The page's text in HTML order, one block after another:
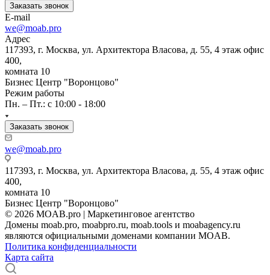
Заказать звонок
E-mail
we@moab.pro
Адрес
117393, г. Москва, ул. Архитектора Власова, д. 55, 4 этаж офис
400,
комната 10
Бизнес Центр "Воронцово"
Режим работы
Пн. – Пт.: с 10:00 - 18:00
Заказать звонок
we@moab.pro
117393, г. Москва, ул. Архитектора Власова, д. 55, 4 этаж офис
400,
комната 10
Бизнес Центр "Воронцово"
© 2026 MOAB.pro | Маркетинговое агентство
Домены moab.pro, moabpro.ru, moab.tools и moabagency.ru
являются официальными доменами компании MOAB.
Политика конфиденциальности
Карта сайта